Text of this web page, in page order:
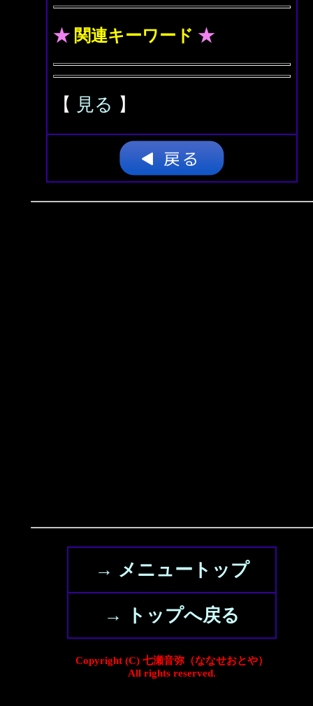
★ 関連キーワード ★
【 見る 】
→ メニュートップ
→ トップへ戻る
Copyright (C) 七瀬音弥（ななせおとや）
All rights reserved.